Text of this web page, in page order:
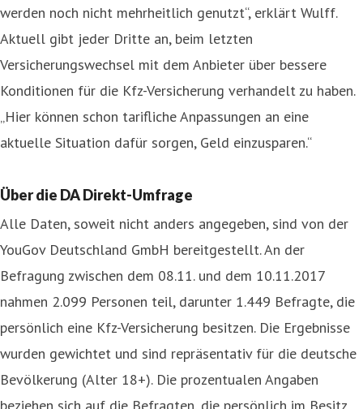
werden noch nicht mehrheitlich genutzt“, erklärt Wulff.
Aktuell gibt jeder Dritte an, beim letzten
Versicherungswechsel mit dem Anbieter über bessere
Konditionen für die Kfz-Versicherung verhandelt zu haben.
„Hier können schon tarifliche Anpassungen an eine
aktuelle Situation dafür sorgen, Geld einzusparen.“
Über die DA Direkt-Umfrage
Alle Daten, soweit nicht anders angegeben, sind von der
YouGov Deutschland GmbH bereitgestellt. An der
Befragung zwischen dem 08.11. und dem 10.11.2017
nahmen 2.099 Personen teil, darunter 1.449 Befragte, die
persönlich eine Kfz-Versicherung besitzen. Die Ergebnisse
wurden gewichtet und sind repräsentativ für die deutsche
Bevölkerung (Alter 18+). Die prozentualen Angaben
beziehen sich auf die Befragten, die persönlich im Besitz